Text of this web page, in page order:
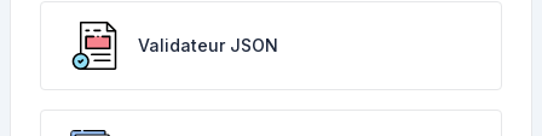
Validateur JSON